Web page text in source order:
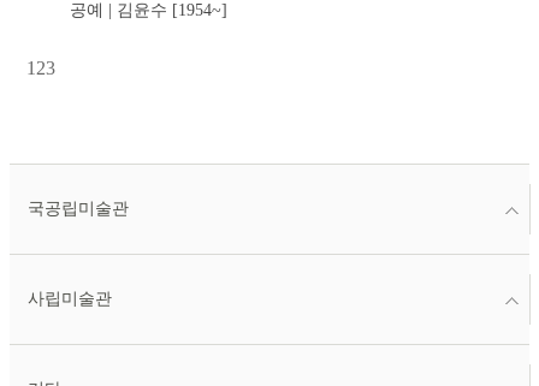
공예 | 김윤수 [1954~]
1 23
국공립미술관
사립미술관